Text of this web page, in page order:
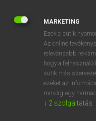
MARKETING
Ezek a sütik
Az online
relevánsabb
hogy a
sütik más
ezeket az
mindig egy
↓ 2 szolgáltatás